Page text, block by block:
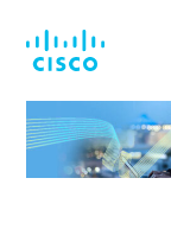
main
footer